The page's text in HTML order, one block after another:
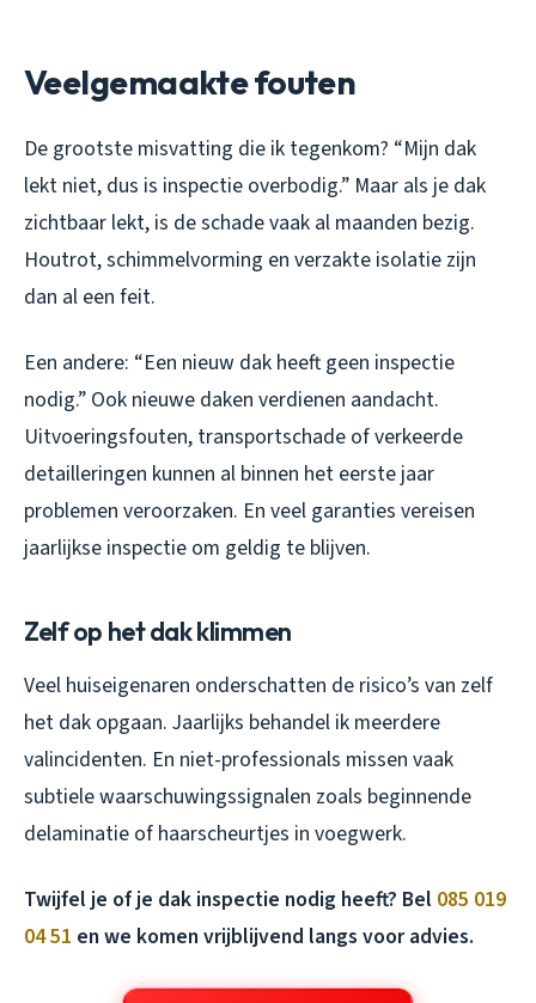
Veelgemaakte fouten
De grootste misvatting die ik tegenkom? “Mijn dak
lekt niet, dus is inspectie overbodig.” Maar als je dak
zichtbaar lekt, is de schade vaak al maanden bezig.
Houtrot, schimmelvorming en verzakte isolatie zijn
dan al een feit.
Een andere: “Een nieuw dak heeft geen inspectie
nodig.” Ook nieuwe daken verdienen aandacht.
Uitvoeringsfouten, transportschade of verkeerde
detailleringen kunnen al binnen het eerste jaar
problemen veroorzaken. En veel garanties vereisen
jaarlijkse inspectie om geldig te blijven.
Zelf op het dak klimmen
Veel huiseigenaren onderschatten de risico’s van zelf
het dak opgaan. Jaarlijks behandel ik meerdere
valincidenten. En niet-professionals missen vaak
subtiele waarschuwingssignalen zoals beginnende
delaminatie of haarscheurtjes in voegwerk.
Twijfel je of je dak inspectie nodig heeft? Bel 085 019
04 51 en we komen vrijblijvend langs voor advies.